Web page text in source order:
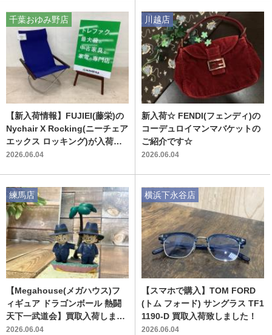
【新入荷情報】FUJIEI(藤栄)の
Nychair X Rocking(ニーチェア
エックス ロッキング)が入荷し
ました！【スマホで購入】
2026.06.04
千葉おゆみ野店
新入荷☆ FENDI(フェンディ)の
コーデュロイマンマバケットの
ご紹介です☆
2026.06.04
川越店
【Megahouse(メガハウス)フ
ィギュア ドラゴンボール 熱闘
天下一武道会】買取入荷しまし
た！
2026.06.04
練馬店
【スマホで購入】TOM FORD
(トム フォード) サングラス TF1
1190-D 買取入荷致しました！
2026.06.04
横浜下永谷店